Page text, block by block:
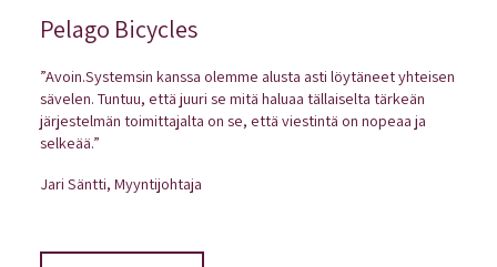
Pelago Bicycles
”Avoin.Systemsin kanssa olemme alusta asti löytäneet yhteisen
sävelen. Tuntuu, että juuri se mitä haluaa tällaiselta tärkeän
järjestelmän toimittajalta on se, että viestintä on nopeaa ja
selkeää.”
Jari Säntti, Myyntijohtaja